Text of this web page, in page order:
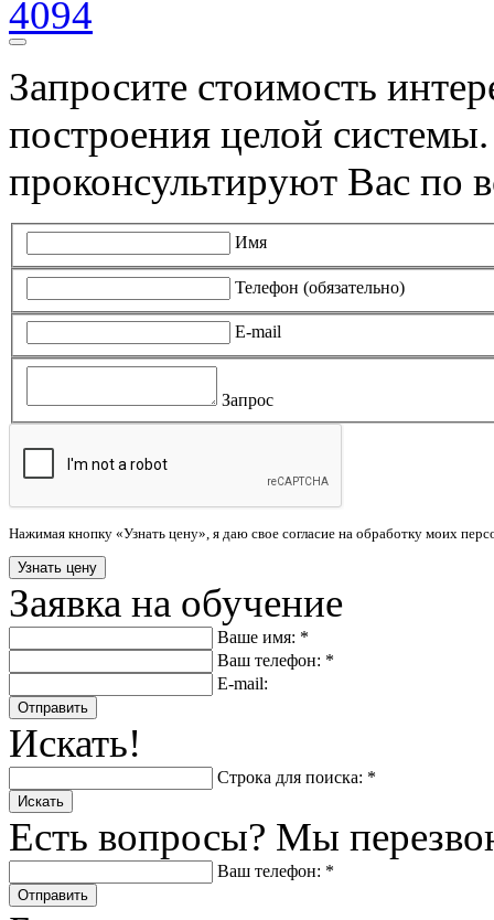
4094
Запросите стоимость
построения целой
проконсультируют Вас по
Имя
Телефон (обязательно)
E-mail
Запрос
Нажимая кнопку «Узнать цену», я даю свое согласие на обработку моих
Заявка на обучение
Ваше имя: *
Ваш телефон: *
E-mail:
Отправить
Искать!
Строка для поиска: *
Искать
Есть вопросы? Мы
Ваш телефон: *
Отправить